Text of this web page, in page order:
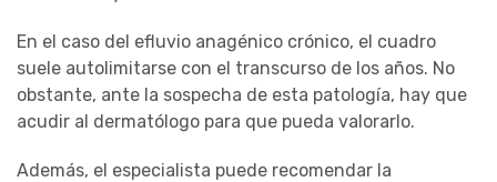
En el caso del efluvio anagénico crónico, el cuadro
suele autolimitarse con el transcurso de los años. No
obstante, ante la sospecha de esta patología, hay que
acudir al dermatólogo para que pueda valorarlo.
Además, el especialista puede recomendar la